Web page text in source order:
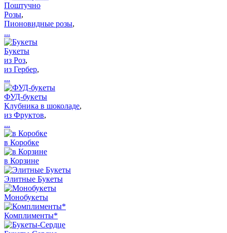
Поштучно
Розы,
Пионовидные розы,
...
Букеты
из Роз,
из Гербер,
...
ФУД-букеты
Клубника в шоколаде,
из Фруктов,
...
в Коробке
в Корзине
Элитные Букеты
Монобукеты
Комплименты*